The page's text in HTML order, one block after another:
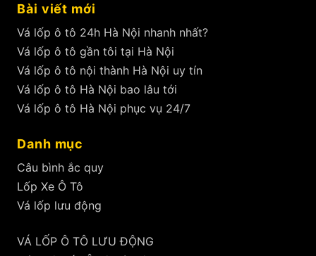
Bài viết mới
Vá lốp ô tô 24h Hà Nội nhanh nhất?
Vá lốp ô tô gần tôi tại Hà Nội
Vá lốp ô tô nội thành Hà Nội uy tín
Vá lốp ô tô Hà Nội bao lâu tới
Vá lốp ô tô Hà Nội phục vụ 24/7
Danh mục
Câu bình ắc quy
Lốp Xe Ô Tô
Vá lốp lưu động
VÁ LỐP Ô TÔ LƯU ĐỘNG